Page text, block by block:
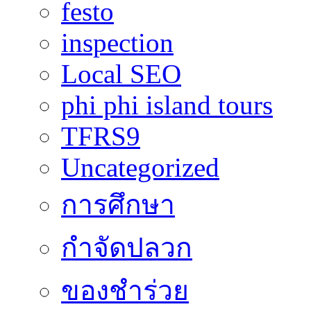
festo
inspection
Local SEO
phi phi island tours
TFRS9
Uncategorized
การศึกษา
กำจัดปลวก
ของชำร่วย